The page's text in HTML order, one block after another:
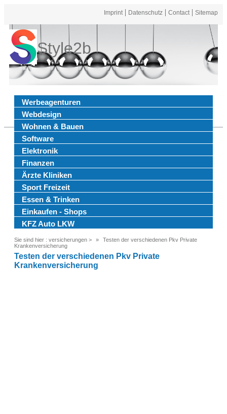
Imprint Datenschutz Contact Sitemap
Style2b
Werbeagenturen
Webdesign
Wohnen & Bauen
Software
Elektronik
Finanzen
Ärzte Kliniken
Sport Freizeit
Essen & Trinken
Einkaufen - Shops
KFZ Auto LKW
Sie sind hier : versicherungen >
Testen der verschiedenen Pkv Private
Krankenversicherung
Testen der verschiedenen Pkv Private
Krankenversicherung